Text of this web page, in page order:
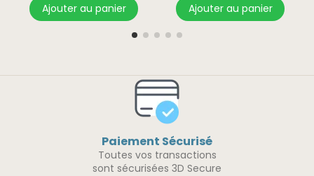
Ajouter au panier Ajouter au panier
Paiement Sécurisé
Toutes vos transactions
sont sécurisées 3D Secure